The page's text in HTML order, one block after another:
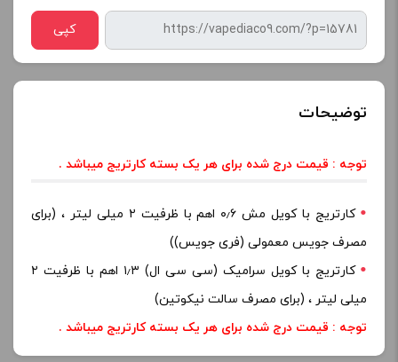
کپی
توضیحات
توجه : قیمت درج شده برای هر یک بسته کارتریج میباشد .
کارتریج با کویل مش ۰٫۶ اهم با ظرفیت ۲ میلی لیتر ، (برای
مصرف جویس معمولی (فری جویس))
کارتریج با کویل سرامیک (سی سی ال) ۱٫۳ اهم با ظرفیت ۲
میلی لیتر ، (برای مصرف سالت نیکوتین)
توجه : قیمت درج شده برای هر یک بسته کارتریج میباشد .